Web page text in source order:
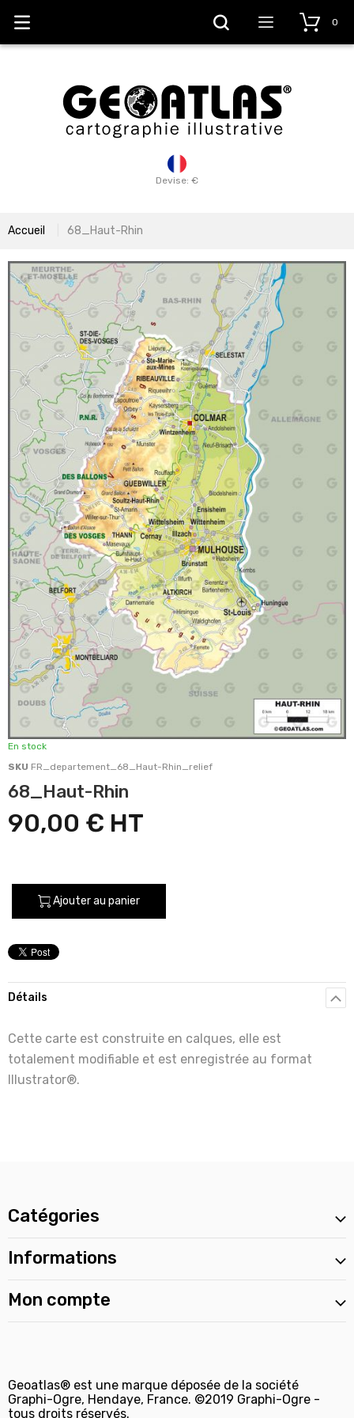
Devise: €
0
Accueil 68_Haut-Rhin
En stock
SKU FR_departement_68_Haut-Rhin_relief
68_Haut-Rhin
90,00 €
Ajouter au panier
Détails
Cette carte est construite en calques, elle est
totalement modifiable et est enregistrée au format
Illustrator®.
Catégories
Informations
Mon compte
Geoatlas® est une marque déposée de la société
Graphi-Ogre, Hendaye, France. ©2019 Graphi-Ogre -
tous droits réservés.